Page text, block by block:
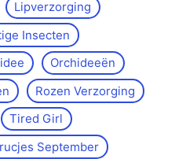
Lipverzorging
Insecten
Orchideeën
Rozen Verzorging
Tired Girl
September